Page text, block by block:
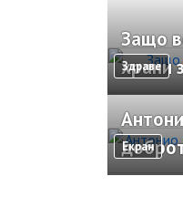
Здраве
Защо
храни
Екран